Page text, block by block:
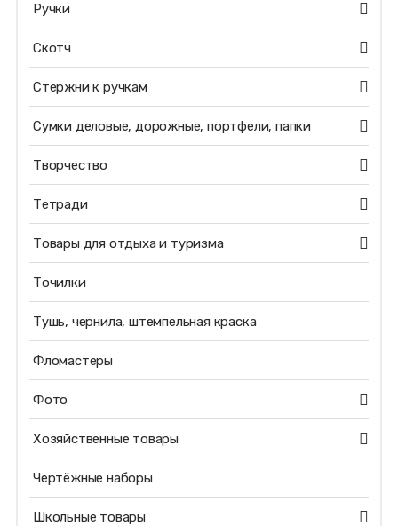
Ручки
Скотч
Стержни к ручкам
Сумки деловые, дорожные, портфели, папки
Творчество
Тетради
Товары для отдыха и туризма
Точилки
Тушь, чернила, штемпельная краска
Фломастеры
Фото
Хозяйственные товары
Чертёжные наборы
Школьные товары